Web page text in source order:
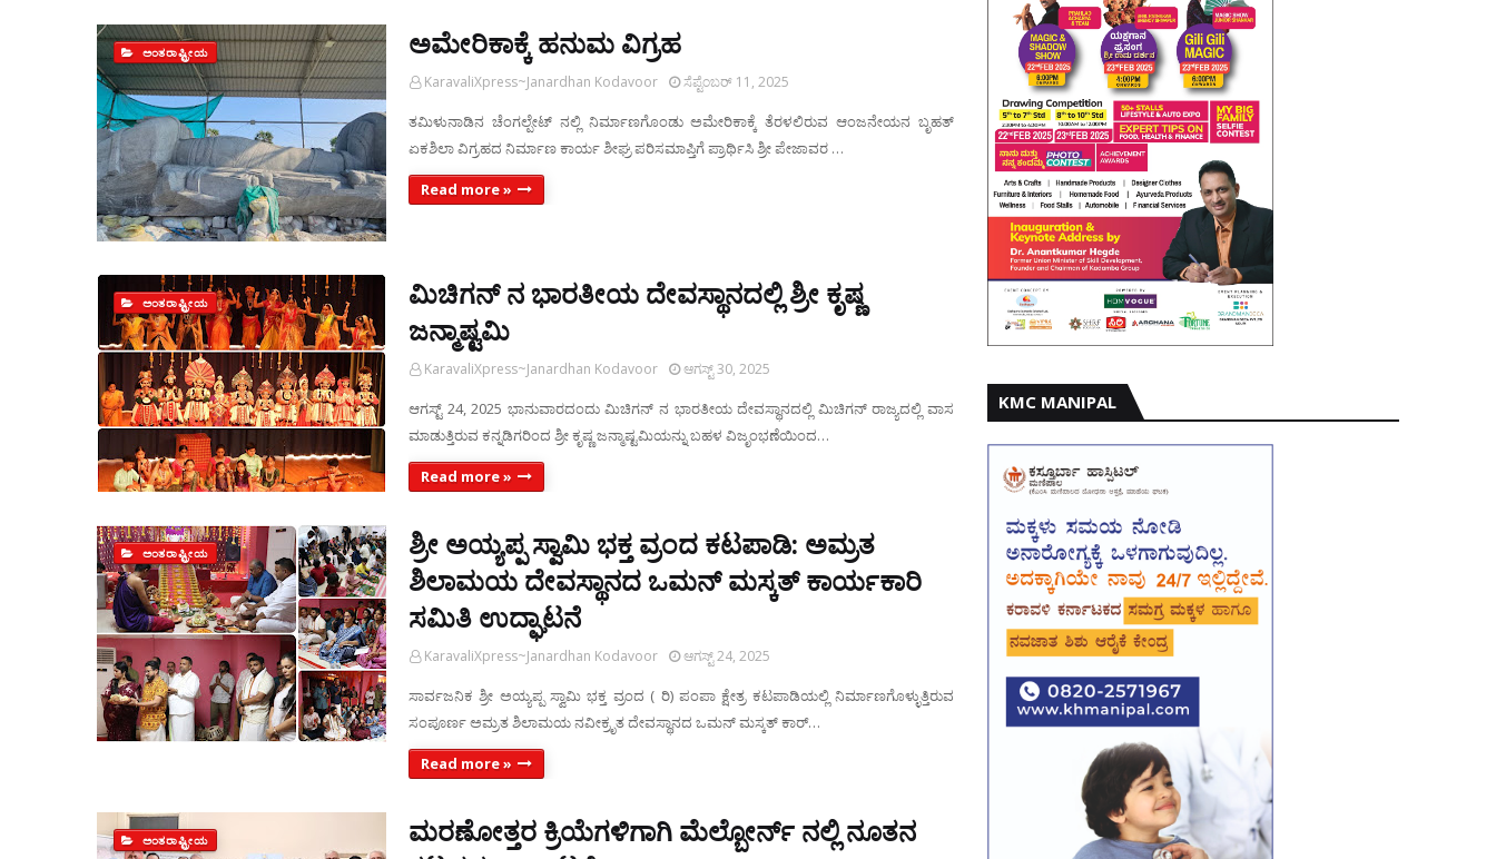
ಅಂತರಾಷ್ಟ್ರೀಯ ಅಮೇರಿಕಾಕ್ಕೆ ಹನುಮ ವಿಗ್ರಹ
KaravaliXpress~Janardhan Kodavoor ಸೆಪ್ಟೆಂಬರ್ 11, 2025
ತಮಿಳುನಾಡಿನ ಚೆಂಗಲ್ಪೇಟ್ ನಲ್ಲಿ ನಿರ್ಮಾಣಗೊಂಡು ಅಮೇರಿಕಾಕ್ಕೆ ತೆರಳಲಿರುವ ಆಂಜನೇಯನ ಬೃಹತ್
ಏಕಶಿಲಾ ವಿಗ್ರಹದ ನಿರ್ಮಾಣ ಕಾರ್ಯ ಶೀಘ್ರ ಪರಿಸಮಾಪ್ತಿಗೆ ಪ್ರಾರ್ಥಿಸಿ ಶ್ರೀ ಪೇಜಾವರ …
Read more »
ಅಂತರಾಷ್ಟ್ರೀಯ
ಮಿಚಿಗನ್ ನ ಭಾರತೀಯ ದೇವಸ್ಥಾನದಲ್ಲಿ ಶ್ರೀ ಕೃಷ್ಣ
ಜನ್ಮಾಷ್ಟಮಿ
KaravaliXpress~Janardhan Kodavoor ಆಗಸ್ಟ್ 30, 2025
ಆಗಸ್ಟ್ 24, 2025 ಭಾನುವಾರದಂದು ಮಿಚಿಗನ್ ನ ಭಾರತೀಯ ದೇವಸ್ಥಾನದಲ್ಲಿ ಮಿಚಿಗನ್ ರಾಜ್ಯದಲ್ಲಿ ವಾಸ
ಮಾಡುತ್ತಿರುವ ಕನ್ನಡಿಗರಿಂದ ಶ್ರೀ ಕೃಷ್ಣ ಜನ್ಮಾಷ್ಟಮಿಯನ್ನು ಬಹಳ ವಿಜೃಂಭಣೆಯಿಂದ…
Read more »
ಅಂತರಾಷ್ಟ್ರೀಯ
ಶ್ರೀ ಅಯ್ಯಪ್ಪ ಸ್ವಾಮಿ ಭಕ್ತ ವ್ರಂದ ಕಟಪಾಡಿ: ಅಮ್ರತ
ಶಿಲಾಮಯ ದೇವಸ್ಥಾನದ ಒಮನ್ ಮಸ್ಕತ್ ಕಾರ್ಯಕಾರಿ
ಸಮಿತಿ ಉದ್ಘಾಟನೆ
KaravaliXpress~Janardhan Kodavoor ಆಗಸ್ಟ್ 24, 2025
ಸಾರ್ವಜನಿಕ ಶ್ರೀ ಅಯ್ಯಪ್ಪ ಸ್ವಾಮಿ ಭಕ್ತ ವ್ರಂದ ( ರಿ) ಪಂಪಾ ಕ್ಷೇತ್ರ ಕಟಪಾಡಿಯಲ್ಲಿ ನಿರ್ಮಾಣಗೊಳ್ಳುತ್ತಿರುವ
ಸಂಪೂರ್ಣ ಅಮ್ರತ ಶಿಲಾಮಯ ನವೀಕ್ರೃತ ದೇವಸ್ಥಾನದ ಒಮನ್ ಮಸ್ಕತ್ ಕಾರ್…
Read more »
ಅಂತರಾಷ್ಟ್ರೀಯ
ಮರಣೋತ್ತರ ಕ್ರಿಯೆಗಳಿಗಾಗಿ ಮೆಲ್ಬೋರ್ನ್ ನಲ್ಲಿ ನೂತನ
KMC MANIPAL